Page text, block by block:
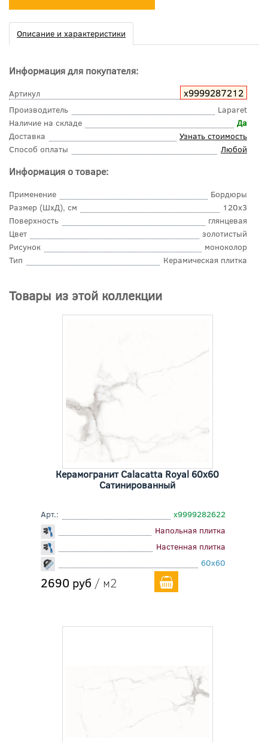
Описание и характеристики
Информация для покупателя:
Артикул х9999287212
Производитель
Laparet
Наличие на складе
Да
Доставка
Узнать стоимость
Способ оплаты
Любой
Информация о товаре:
Применение
Бордюры
Размер (ШхД), см
120x3
Поверхность
глянцевая
Цвет
золотистый
Рисунок
моноколор
Тип
Керамическая плитка
Товары из этой коллекции
Керамогранит Calacatta Royal 60x60
Сатинированный
Арт.:
х9999282622
Напольная плитка
Настенная плитка
60x60
2690 руб / м2